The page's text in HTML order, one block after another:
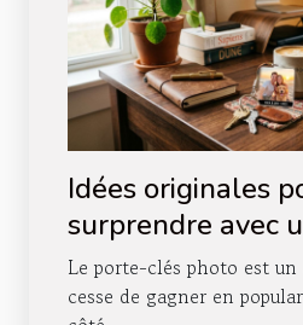
Idées originales
surprendre avec
photo
Le porte-clés photo est un
cesse de gagner en